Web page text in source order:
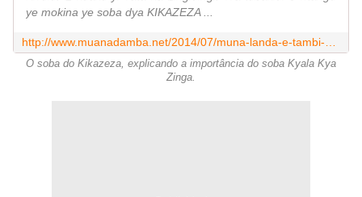
ye mokina ye soba dya KIKAZEZA ...
O soba do Kikazeza, explicando a importância do soba Kyala Kya
Zinga.